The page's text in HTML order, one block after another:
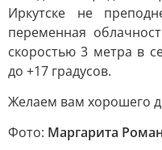
Иркутске не
переменная
скоростью 3 метра в
до +17 градусов.
Желаем вам хорошего
Фото: Маргарита